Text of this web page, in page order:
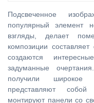
Подсвеченное
популярный элемент
взгляды, делает
композиции
создаются
задуманные
получили широкое
представляют
монтируют панели со